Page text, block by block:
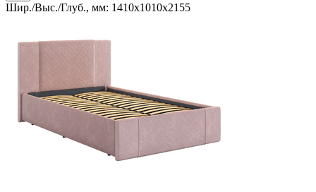
Шир./Выс./Глуб., мм: 1410x1010x2155